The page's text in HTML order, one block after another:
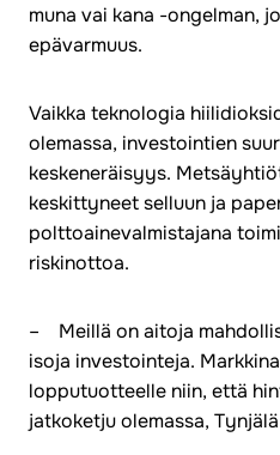
muna vai kana -ongelman,
epävarmuus.
Vaikka teknologia
olemassa, investointien
keskeneräisyys.
keskittyneet selluun ja
polttoainevalmistajana
riskinottoa.
– Meillä on aitoja
isoja investointeja.
lopputuotteelle niin, että
jatkoketju olemassa,